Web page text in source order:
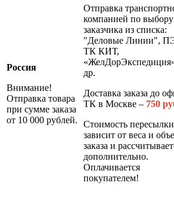
Россия
Внимание!
Отправка товара
при сумме заказа
от 10 000 рублей.
Отправка
компанией по выбору
заказчика из списка:
"Деловые Линии",
ТК КИТ,
др.
Доставка заказа до
ТК в Москве – 750
Стоимость пересылки
зависит от веса и
заказа и
дополнительно.
Оплачивается
покупателем!